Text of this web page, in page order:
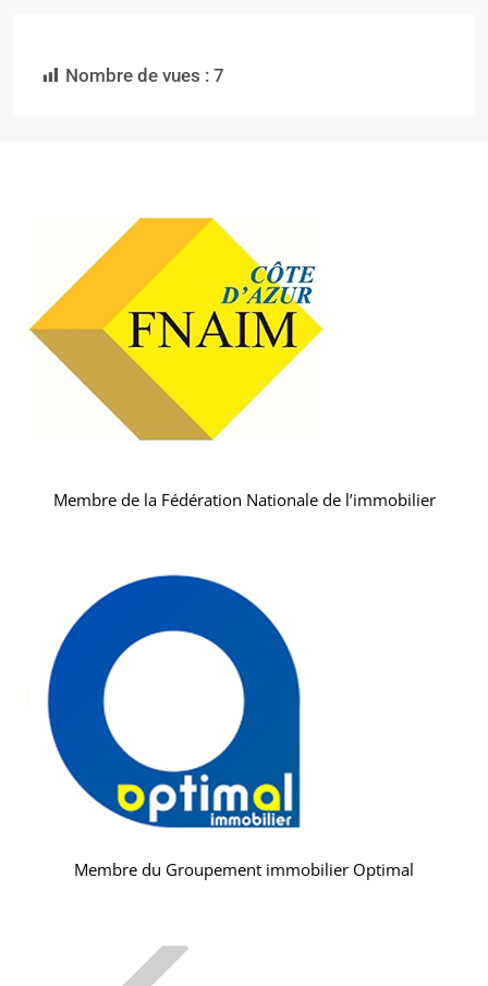
Nombre de vues : 7
Membre de la Fédération Nationale de l’immobilier
Membre du Groupement immobilier Optimal